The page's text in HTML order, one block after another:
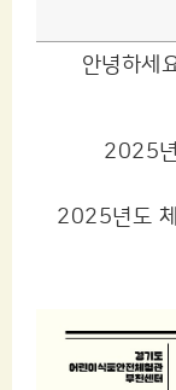
안녕하세
2025
2025년도